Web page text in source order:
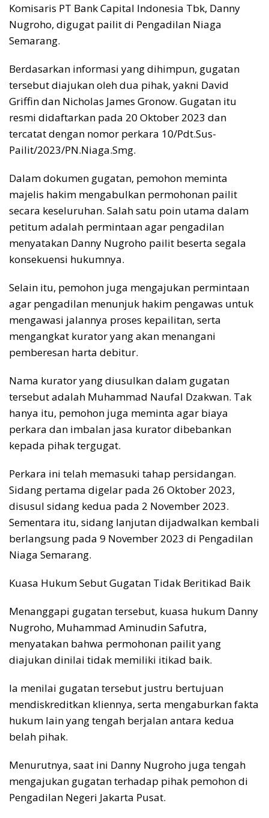
Komisaris PT Bank Capital Indonesia Tbk, Danny
Nugroho, digugat pailit di Pengadilan Niaga
Semarang.
Berdasarkan informasi yang dihimpun, gugatan
tersebut diajukan oleh dua pihak, yakni David
Griffin dan Nicholas James Gronow. Gugatan itu
resmi didaftarkan pada 20 Oktober 2023 dan
tercatat dengan nomor perkara 10/Pdt.Sus-
Pailit/2023/PN.Niaga.Smg.
Dalam dokumen gugatan, pemohon meminta
majelis hakim mengabulkan permohonan pailit
secara keseluruhan. Salah satu poin utama dalam
petitum adalah permintaan agar pengadilan
menyatakan Danny Nugroho pailit beserta segala
konsekuensi hukumnya.
Selain itu, pemohon juga mengajukan permintaan
agar pengadilan menunjuk hakim pengawas untuk
mengawasi jalannya proses kepailitan, serta
mengangkat kurator yang akan menangani
pemberesan harta debitur.
Nama kurator yang diusulkan dalam gugatan
tersebut adalah Muhammad Naufal Dzakwan. Tak
hanya itu, pemohon juga meminta agar biaya
perkara dan imbalan jasa kurator dibebankan
kepada pihak tergugat.
Perkara ini telah memasuki tahap persidangan.
Sidang pertama digelar pada 26 Oktober 2023,
disusul sidang kedua pada 2 November 2023.
Sementara itu, sidang lanjutan dijadwalkan kembali
berlangsung pada 9 November 2023 di Pengadilan
Niaga Semarang.
Kuasa Hukum Sebut Gugatan Tidak Beritikad Baik
Menanggapi gugatan tersebut, kuasa hukum Danny
Nugroho, Muhammad Aminudin Safutra,
menyatakan bahwa permohonan pailit yang
diajukan dinilai tidak memiliki itikad baik.
Ia menilai gugatan tersebut justru bertujuan
mendiskreditkan kliennya, serta mengaburkan fakta
hukum lain yang tengah berjalan antara kedua
belah pihak.
Menurutnya, saat ini Danny Nugroho juga tengah
mengajukan gugatan terhadap pihak pemohon di
Pengadilan Negeri Jakarta Pusat.